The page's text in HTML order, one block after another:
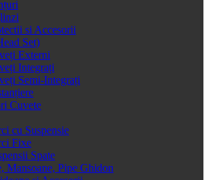
si Accesorii
Set)
Externi
Integrați
Semi-Integrați
Cuvete
cu Suspensie
Fixe
Spate
Mansoane, Pipe Ghidon